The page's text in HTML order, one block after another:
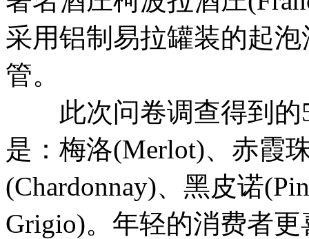
采用铝制易拉罐装的起
管。
此次问卷调查得到的5
是：梅洛(Merlot)、赤霞
(Chardonnay)、黑皮诺
Grigio)。年轻的消费者